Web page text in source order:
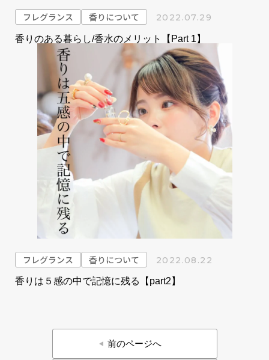
フレグランス 香りについて 2022.07.29
香りのある暮らし/香水のメリット【Part 1】
フレグランス 香りについて 2022.08.22
香りは５感の中で記憶に残る【part2】
前のページへ